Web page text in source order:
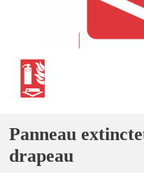
Panneau
drapeau